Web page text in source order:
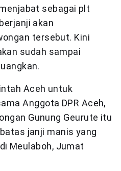
sebagai plt
akan
tersebut. Kini
sudah sampai
Aceh untuk
Anggota DPR Aceh,
Gunung Geurute itu
janji manis yang
Meulaboh, Jumat